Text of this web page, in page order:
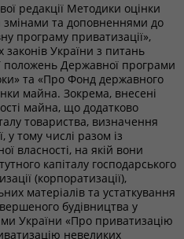
редакції Методики оцінки
та доповненнями до
програму приватизації»,
України з питань
положень Державної програми
та «Про Фонд державного
майна. Зокрема, внесені
майна, що додатково
товариства, визначення
у тому числі разом із
власності, на якій вони
капіталу господарського
(корпоратизації),
матеріалів та устаткування
будівництва у
України «Про приватизацію
невеликих